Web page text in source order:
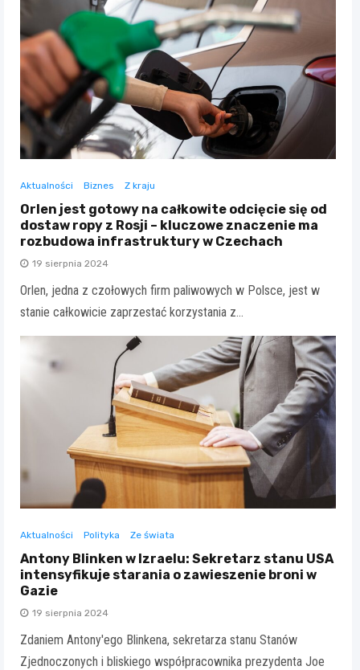
Aktualności Biznes Z kraju
Orlen jest gotowy na całkowite odcięcie się od
dostaw ropy z Rosji – kluczowe znaczenie ma
rozbudowa infrastruktury w Czechach
19 sierpnia 2024
Orlen, jedna z czołowych firm paliwowych w Polsce, jest w
stanie całkowicie zaprzestać korzystania z…
Aktualności Polityka Ze świata
Antony Blinken w Izraelu: Sekretarz stanu USA
intensyfikuje starania o zawieszenie broni w
Gazie
19 sierpnia 2024
Zdaniem Antony'ego Blinkena, sekretarza stanu Stanów
Zjednoczonych i bliskiego współpracownika prezydenta Joe